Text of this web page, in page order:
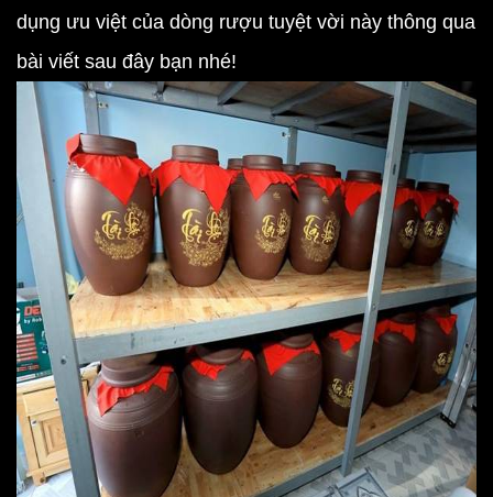
dụng ưu việt của dòng rượu tuyệt vời này thông qua
bài viết sau đây bạn nhé!